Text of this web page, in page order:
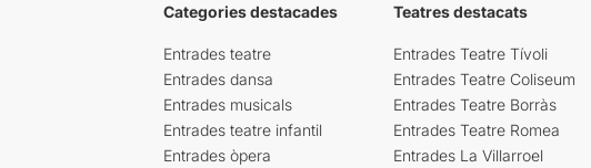
Categories destacades
Entrades teatre
Entrades dansa
Entrades musicals
Entrades teatre infantil
Entrades òpera
Teatres destacats
Entrades Teatre Tívoli
Entrades Teatre Coliseum
Entrades Teatre Borràs
Entrades Teatre Romea
Entrades La Villarroel